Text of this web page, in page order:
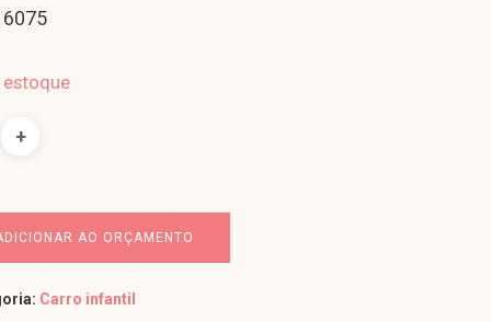
6075
estoque
AO ORÇAMENTO
Carro infantil